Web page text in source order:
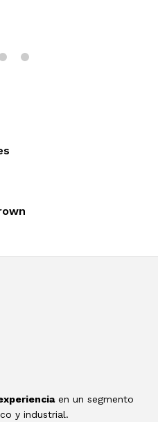
en un segmento
y industrial.